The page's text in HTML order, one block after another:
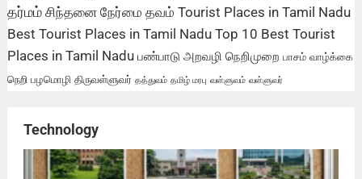
தர்மம் சிந்தனை நேர்மை தவம் Tourist Places in Tamil Nadu
Best Tourist Places in Tamil Nadu Top 10 Best Tourist
Places in Tamil Nadu பண்பாடு அறவழி நெறிமுறை பாசம் வாழ்க்கை
நெறி பழமொழி திருவள்ளுவர் தத்துவம் தமிழ் மரபு வள்ளுவம் வள்ளுவர்
Technology